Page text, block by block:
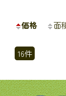
価格 面
16件